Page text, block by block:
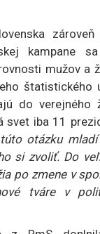
kampane
mužov a
štatistického
do verejného
svet iba 11
otázku
si zvoliť. Do
po zmene v
tváre v